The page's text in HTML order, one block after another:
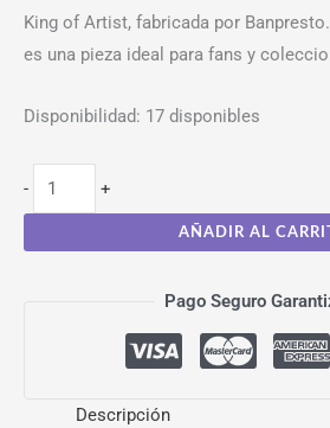
King of Artist, fabricada por
es una pieza ideal para fans y
Disponibilidad: 17 disponibles
- +
AÑADIR AL
Pago Seguro
Descripción